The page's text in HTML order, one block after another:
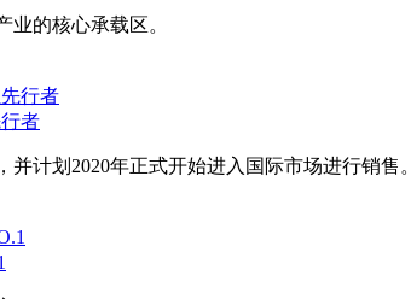
的核心承载区。
者
计划2020年正式开始进入国际市场进行销售。